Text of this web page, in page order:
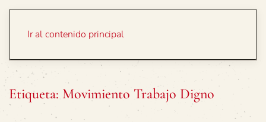
Ir al contenido principal
Etiqueta: Movimiento Trabajo Digno